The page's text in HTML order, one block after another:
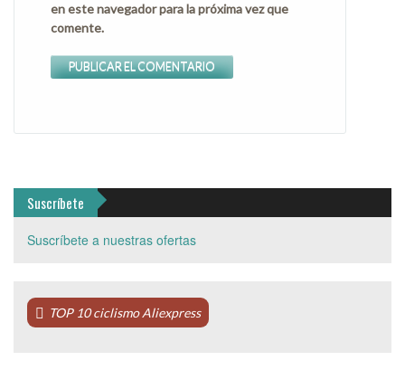
en este navegador para la próxima vez que
comente.
Suscríbete
Suscríbete a nuestras ofertas
TOP 10 ciclismo Aliexpress